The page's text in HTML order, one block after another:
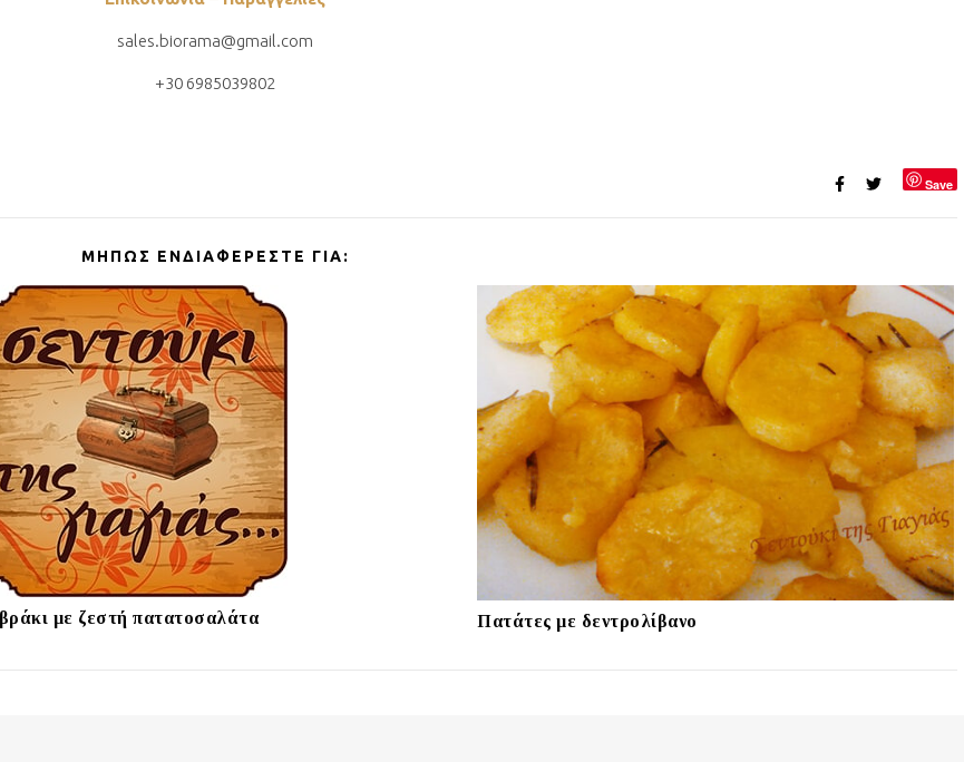
sales.biorama@gmail.com
+30 6985039802
Save
ΜΉΠΩΣ ΕΝΔΙΑΦΈΡΕΣΤΕ ΓΙΑ:
με ζεστή πατατοσαλάτα Πατάτες με δεντρολίβανο